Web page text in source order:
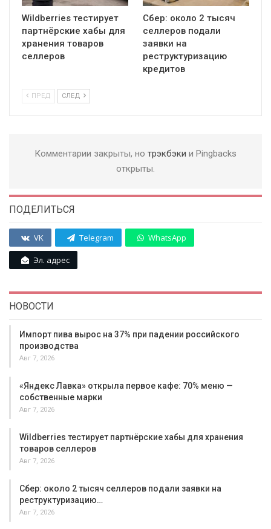
Wildberries тестирует
партнёрские хабы для
хранения товаров
селлеров
Сбер: около 2 тысяч
селлеров подали
заявки на
реструктуризацию
кредитов
ПРЕД СЛЕД
Комментарии закрыты, но трэкбэки и Pingbacks
открыты.
ПОДЕЛИТЬСЯ
VK Telegram WhatsApp
Эл. адрес
НОВОСТИ
Импорт пива вырос на 37% при падении российского
производства
Авг 7, 2026
«Яндекс Лавка» открыла первое кафе: 70% меню —
собственные марки
Авг 7, 2026
Wildberries тестирует партнёрские хабы для хранения
товаров селлеров
Авг 7, 2026
Сбер: около 2 тысяч селлеров подали заявки на
реструктуризацию…
Авг 7, 2026